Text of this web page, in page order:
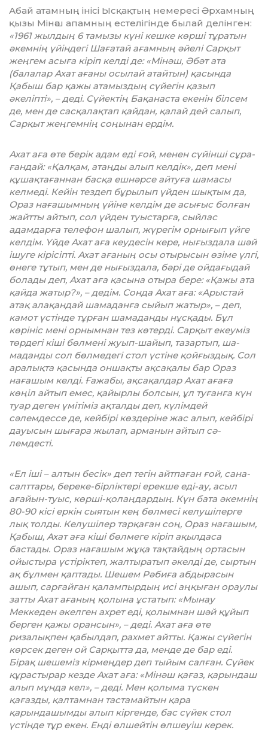
Абай атамның інісі Ысқақтың немересі Әрхамның
қызы Мінәш апамның естелігінде былай делінген:
«1961 жылдың 6 тамызы күні кешке көрші тұратын
әкемнің үйіндегі Шағатай ағамның әйелі Сарқыт
жеңгем асыға кіріп келді де: «Мінәш, Әбәт ата
(балалар Ахат ағаны осылай атайтын) қасында
Қабыш бар қажы атамыздың сүйегін қазып
әкеліпті», – деді. Сүйектің Бақанаста екенін білсем
де, мен де сасқалақтап қайдан, қалай дей салып,
Сарқыт жеңгемнің соңынан ердім.
Ахат аға өте берік адам еді ғой, менен сүйінші сұра­
ған­дай: «Қалқам, атаңды алып келдік», деп мені
құшақтағаннан басқа ешнәрсе айтуға шамасы
келмеді. Кейін тездеп бұрылып үйден шықтым да,
Ораз нағашымның үйіне кел­дім де асығыс болған
жайтты айтып, сол үйден туыстарға, сыйлас
адамдарға телефон шалып, жүрегім орнығып үйге
келдім. Үйде Ахат аға кеудесін кере, нығыздала шәй
ішуге кірісіпті. Ахат ағаның осы отырысын өзіме үлгі,
өнеге тұтып, мен де нығыздала, бәрі де ойдағыдай
болады деп, Ахат аға қасына отыра бере: «Қажы ата
қайда жатыр?», – дедім. Сонда Ахат аға: «Арыстай
атақ алақандай шамаданға сыйып жатыр», – деп,
камот үстінде тұрған шамаданды нұсқады. Бұл
көрініс мені орнымнан тез көтерді. Сарқыт екеуміз
төрдегі кіші бөлмені жуып-шайып, тазартып, ша­
маданды сол бөлмедегі стол үстіне қойғыздық. Сол
ара­лықта қасында оншақты ақсақалы бар Ораз
нағашым кел­ді. Ғажабы, ақсақалдар Ахат ағаға
көңіл айтып емес, қайы­рлы болсын, ұл туғанға күн
туар деген үмітіміз ақтал­ды деп, күлімдей
сәлемдессе де, кейбірі көздеріне жас алып, кейбірі
дауысын шығара жылап, арманын айтып сә­
лемдесті.
«Ел іші – алтын бесік» деп тегін айтпаған ғой, сана-
салт­тары, береке-бірліктері ерекше еді-ау, асыл
ағайын-туыс, көрші-қолаңдардың. Күн бата әкемнің
80-90 кісі еркін сыятын кең бөлмесі келушілерге
лық толды. Келушілер тарқаған соң, Ораз нағашым,
Қабыш, Ахат аға кіші бөлмеге кіріп ақылдаса
бастады. Ораз нағашым жұқа тақтайдың ортасын
ойыстыра үстіріктеп, жалтыратып әкелді де, сыртын
ақ бұлмен қаптады. Шешем Рәбиға абдырасын
ашып, сарғайған қалампырдың исі аңқыған ораулы
затты Ахат ағаның қолына ұстатып: «Мынау
Меккеден әкелген ахрет еді, қолымнан шәй құйып
берген қажы орансын», – деді. Ахат аға өте
ризалықпен қабылдап, рахмет айтты. Қажы сүйегін
көрсек деген ой Сарқытта да, менде де бар еді.
Бірақ шешеміз кірмеңдер деп тыйым салған. Сүйек
құрастырар кезде Ахат аға: «Мінәш қағаз, қарындаш
алып мұнда кел», – деді. Мен қолыма түскен
қағазды, қалтамнан тастамайтын қара
қарындашымды алып кіргенде, бас сүйек стол
үстінде тұр екен. Енді өлшейтін өлшеуіш керек.